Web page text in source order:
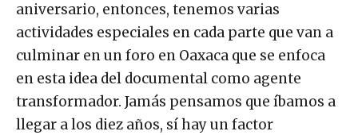
aniversario, entonces, tenemos varias
actividades especiales en cada parte que van a
culminar en un foro en Oaxaca que se enfoca
en esta idea del documental como agente
transformador. Jamás pensamos que íbamos a
llegar a los diez años, sí hay un factor